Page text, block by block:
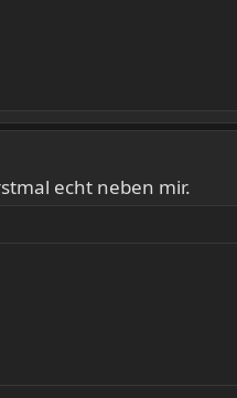
echt neben mir.